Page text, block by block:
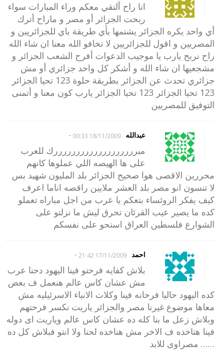
انا راح ألتقي معكم وراء المبارات سواء
ربحت الجزائر أو مصر و ماراح أترك
أي واحد يكره الجزائر يشتمها بأي طريقة باي للجزائريين و
المصريين و اقول للجزائريين لا تخافو الله معنا ان شاء الله
راح نربح يارب يا موجيب الدعوات أفرح الشعب الجزائر و
مشجعيها ان شاء الله و أشكر كل واحد جزائري أو مش
جزائري تحدث عن الجزائر بطريقة حلوة 123 تحيا الجزائر
123 تحيا الجزائر 123 تحيا الجزائر يارب كون معنا و أتمنى
التوفيق للمصريين
عبدالله 18/11/2009 00:33
-
مبرررررررررررررررررررك للعرب
على ها الهيصه اللي عملوها كانهم
محررين الاقصى هوا صحيح الجزائر بلد المليون شهيد بس
لا تنسون انو مصر بلد العشر ملايين راقصه اناما اعرف
كيف يفكر الروئساء بتعكم يا عرب من اجل مباراه تعملو
كده ما يصير عيب القرئان تحرق ليش ما نزلتو على
الشوارع فلسطين العراق استحو على نفسكم
احمد 17/11/2009 21:42
-
بلاش كفايه فرحتو فينا اليهود دحنا عرب
مش عشان كاس عالم هنعمل ف بعض
كده اليهود حاليا فرحانه فينا وكلات الانباء الاسرئيليه مش
معاها موضوع غيرنا مصر والجزائر ياريت نكسر فرحتهم
وبلاش زعل ما بنا كله ده عشان كاس عالم وياريت اى دوله
فينا هتاخده ف الاخر مش هناخده لحنا ولا انتو فبلاش كل ده
…… مصراوى للابد